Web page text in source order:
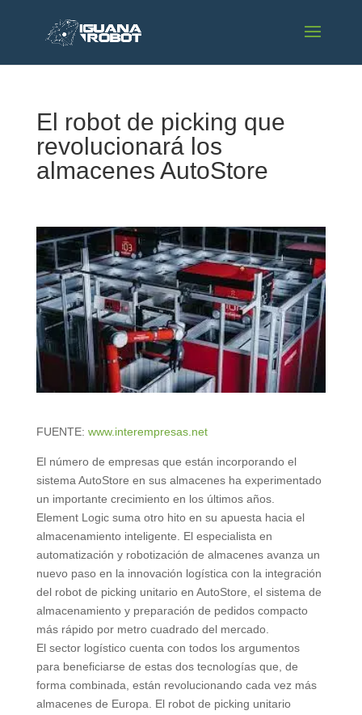
El robot de picking que
revolucionará los
almacenes AutoStore
FUENTE: www.interempresas.net
El número de empresas que están incorporando el
sistema AutoStore en sus almacenes ha experimentado
un importante crecimiento en los últimos años.
Element Logic suma otro hito en su apuesta hacia el
almacenamiento inteligente. El especialista en
automatización y robotización de almacenes avanza un
nuevo paso en la innovación logística con la integración
del robot de picking unitario en AutoStore, el sistema de
almacenamiento y preparación de pedidos compacto
más rápido por metro cuadrado del mercado.
El sector logístico cuenta con todos los argumentos
para beneficiarse de estas dos tecnologías que, de
forma combinada, están revolucionando cada vez más
almacenes de Europa. El robot de picking unitario